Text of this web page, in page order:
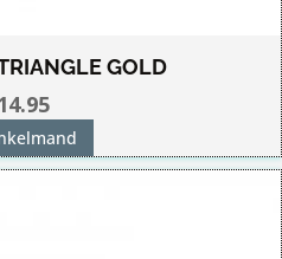
GOLD